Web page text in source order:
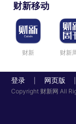
财新移动
财新 财新
登录 网页版
Copyright 财新网 All